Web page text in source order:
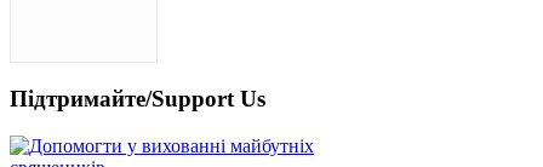
Підтримайте/Support Us